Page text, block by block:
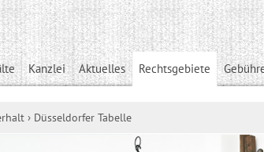
Kanzlei Aktuelles Rechtsgebiete
› Düsseldorfer Tabelle